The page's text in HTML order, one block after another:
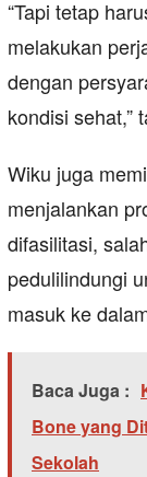
“Tapi tetap
melakukan
dengan
kondisi sehat,”
Wiku juga
menjalankan
difasilitasi,
pedulilindungi
masuk ke
Baca Juga :
Bone yang
Sekolah